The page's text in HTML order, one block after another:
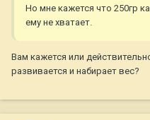
Но мне кажется что 250гр
ему не хватает.
Вам кажется или
развивается и набирает вес?